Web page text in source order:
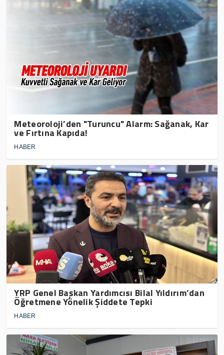
Meteoroloji’den "Turuncu" Alarm: Sağanak, Kar
ve Fırtına Kapıda!
HABER
YRP Genel Başkan Yardımcısı Bilal Yıldırım’dan
Öğretmene Yönelik Şiddete Tepki
HABER